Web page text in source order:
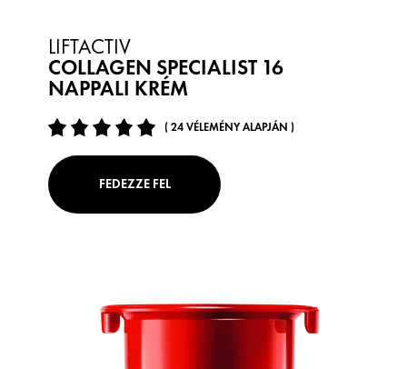
LIFTACTIV
COLLAGEN SPECIALIST 16
NAPPALI KRÉM
( 24 VÉLEMÉNY ALAPJÁN )
FEDEZZE FEL